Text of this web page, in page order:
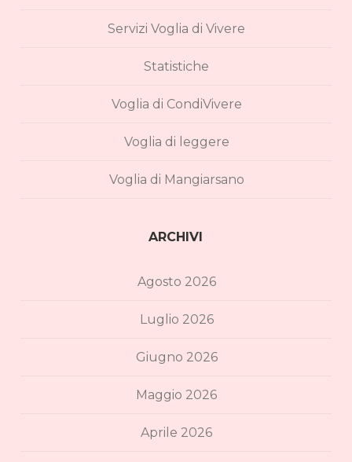
Servizi Voglia di Vivere
Statistiche
Voglia di CondiVivere
Voglia di leggere
Voglia di Mangiarsano
ARCHIVI
Agosto 2026
Luglio 2026
Giugno 2026
Maggio 2026
Aprile 2026